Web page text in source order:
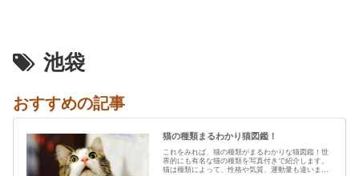
池袋
おすすめの記事
猫の種類まるわかり猫図鑑！
これをみれば、猫の種類がまるわかりな猫図鑑！世
界的にも有名な猫の種類を写真付きで紹介します。
猫は種類によって、性格や気質、運動量も違います